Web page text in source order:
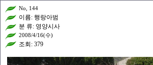
No, 144
이름: 행랑아범
분 류: 영양시사
2008/4/16(수)
조회: 379